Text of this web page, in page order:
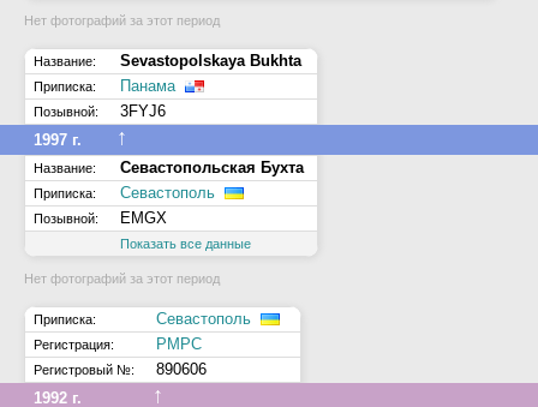
Нет фотографий за этот период
Название: Sevastopolskaya Bukhta
Приписка: Панама
Позывной:
3FYJ6
1997 г.
↑
Название: Севастопольская Бухта
Приписка: Севастополь
Позывной: EMGX
Показать все данные
Нет фотографий за этот период
Приписка: Севастополь
Регистрация: РМРС
Регистровый №:
890606
1992 г.
↑